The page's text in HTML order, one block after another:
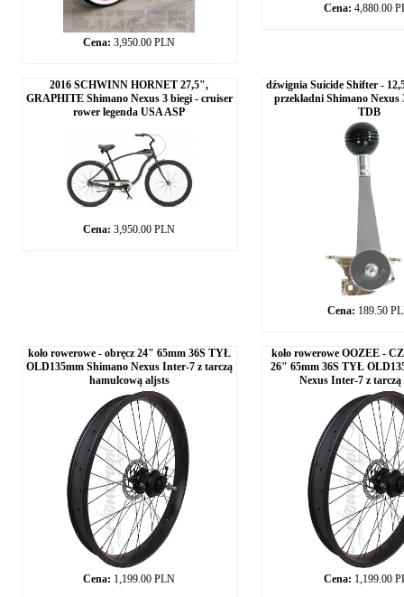
Cena: 3,950.00 PLN
Cena: 4,880.00
2016 SCHWINN HORNET 27,5",
GRAPHITE Shimano Nexus 3 biegi - cruiser
rower legenda USA ASP
Cena: 3,950.00 PLN
dźwignia Suicide Shifter -
przekładni Shimano
TDB
Cena: 189.50
koło rowerowe - obręcz 24" 65mm 36S TYŁ
OLD135mm Shimano Nexus Inter-7 z tarczą
hamulcową aljsts
Cena: 1,199.00 PLN
koło rowerowe OOZEE -
26" 65mm 36S TYŁ
Nexus Inter-7 z tarczą
Cena: 1,199.00